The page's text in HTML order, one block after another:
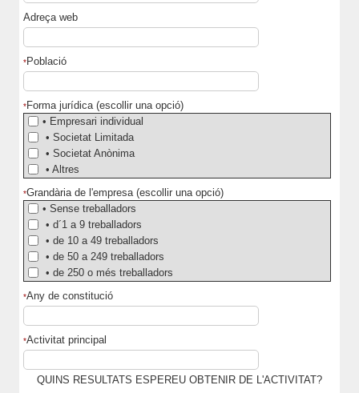
Adreça web
*Població
*Forma jurídica (escollir una opció)
• Empresari individual
• Societat Limitada
• Societat Anònima
• Altres
*Grandària de l'empresa (escollir una opció)
• Sense treballadors
• d´1 a 9 treballadors
• de 10 a 49 treballadors
• de 50 a 249 treballadors
• de 250 o més treballadors
*Any de constitució
*Activitat principal
QUINS RESULTATS ESPEREU OBTENIR DE L'ACTIVITAT?